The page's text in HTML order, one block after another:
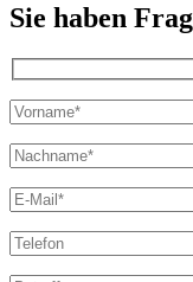
Sie haben